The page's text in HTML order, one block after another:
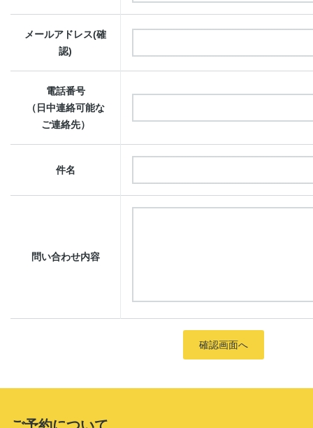
メールアドレス(確
認)
電話番号
（日中連絡可能な
ご連絡先）
件名
問い合わせ内容
ご予約について